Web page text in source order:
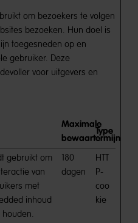
om bezoekers te volgen
bezoeken. Hun doel is
toegesneden op en
gebruiker. Deze
voor uitgevers en
Maximale
bewaartermijn
Type
gebruikt om
van
met
inhoud
houden.
180
dagen
HTT
P-
coo
kie